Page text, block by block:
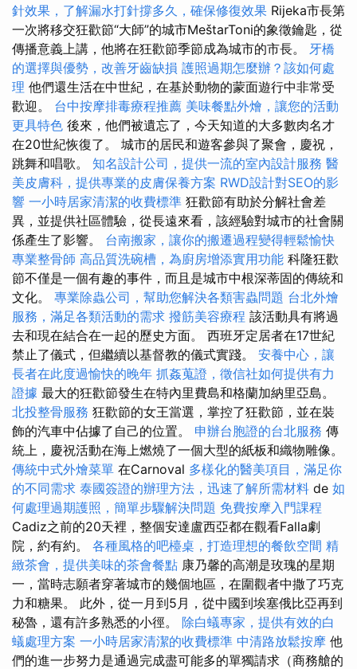
針效果，了解漏水打針撐多久，確保修復效果 Rijeka市長第
一次將移交狂歡節“大師”的城市MeštarToni的象徵鑰匙，從
傳播意義上講，他將在狂歡節季節成為城市的市長。 牙橋
的選擇與優勢，改善牙齒缺損 護照過期怎麼辦？該如何處
理 他們還生活在中世紀，在基於動物的蒙面遊行中非常受
歡迎。 台中按摩排毒療程推薦 美味餐點外燴，讓您的活動
更具特色 後來，他們被遺忘了，今天知道的大多數肉名才
在20世紀恢復了。 城市的居民和遊客參與了聚會，慶祝，
跳舞和唱歌。 知名設計公司，提供一流的室內設計服務 醫
美皮膚科，提供專業的皮膚保養方案 RWD設計對SEO的影
響 一小時居家清潔的收費標準 狂歡節有助於分解社會差
異，並提供社區體驗，從長遠來看，該經驗對城市的社會關
係產生了影響。 台南搬家，讓你的搬遷過程變得輕鬆愉快
專業整骨師 高品質洗碗槽，為廚房增添實用功能 科隆狂歡
節不僅是一個有趣的事件，而且是城市中根深蒂固的傳統和
文化。 專業除蟲公司，幫助您解決各類害蟲問題 台北外燴
服務，滿足各類活動的需求 撥筋美容療程 該活動具有將過
去和現在結合在一起的歷史方面。 西班牙定居者在17世紀
禁止了儀式，但繼續以基督教的儀式實踐。 安養中心，讓
長者在此度過愉快的晚年 抓姦蒐證，徵信社如何提供有力
證據 最大的狂歡節發生在特內里費島和格蘭加納里亞島。
北投整骨服務 狂歡節的女王當選，掌控了狂歡節，並在裝
飾的汽車中佔據了自己的位置。 申辦台胞證的台北服務 傳
統上，慶祝活動在海上燃燒了一個大型的紙板和織物雕像。
傳統中式外燴菜單 在Carnoval 多樣化的醫美項目，滿足你
的不同需求 泰國簽證的辦理方法，迅速了解所需材料 de 如
何處理過期護照，簡單步驟解決問題 免費按摩入門課程
Cadiz之前的20天裡，整個安達盧西亞都在觀看Falla劇
院，約有約。 各種風格的吧檯桌，打造理想的餐飲空間 精
緻茶會，提供美味的茶會餐點 康乃馨的高潮是玫瑰的星期
一，當時志願者穿著城市的幾個地區，在圍觀者中撒了巧克
力和糖果。 此外，從一月到5月，從中國到埃塞俄比亞再到
秘魯，還有許多熟悉的小徑。 除白蟻專家，提供有效的白
蟻處理方案 一小時居家清潔的收費標準 中清路放鬆按摩 他
們的進一步努力是通過完成盡可能多的單獨請求（商務艙的